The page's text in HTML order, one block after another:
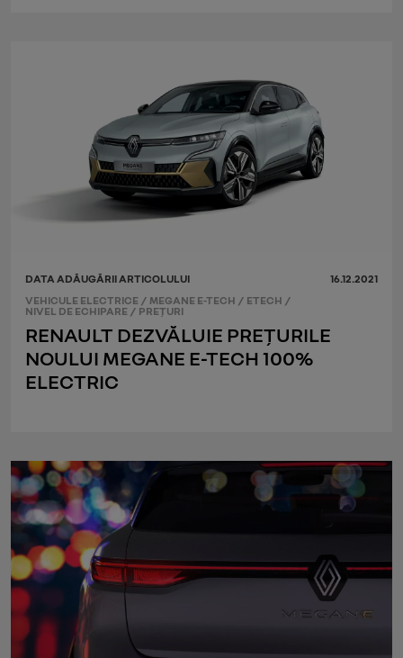
DATA ADĂUGĂRII ARTICOLULUI
16.12.2021
VEHICULE ELECTRICE / MEGANE E-TECH / ETECH /
NIVEL DE ECHIPARE / PREŢURI
RENAULT DEZVĂLUIE PREȚURILE
NOULUI MEGANE E-TECH 100%
ELECTRIC